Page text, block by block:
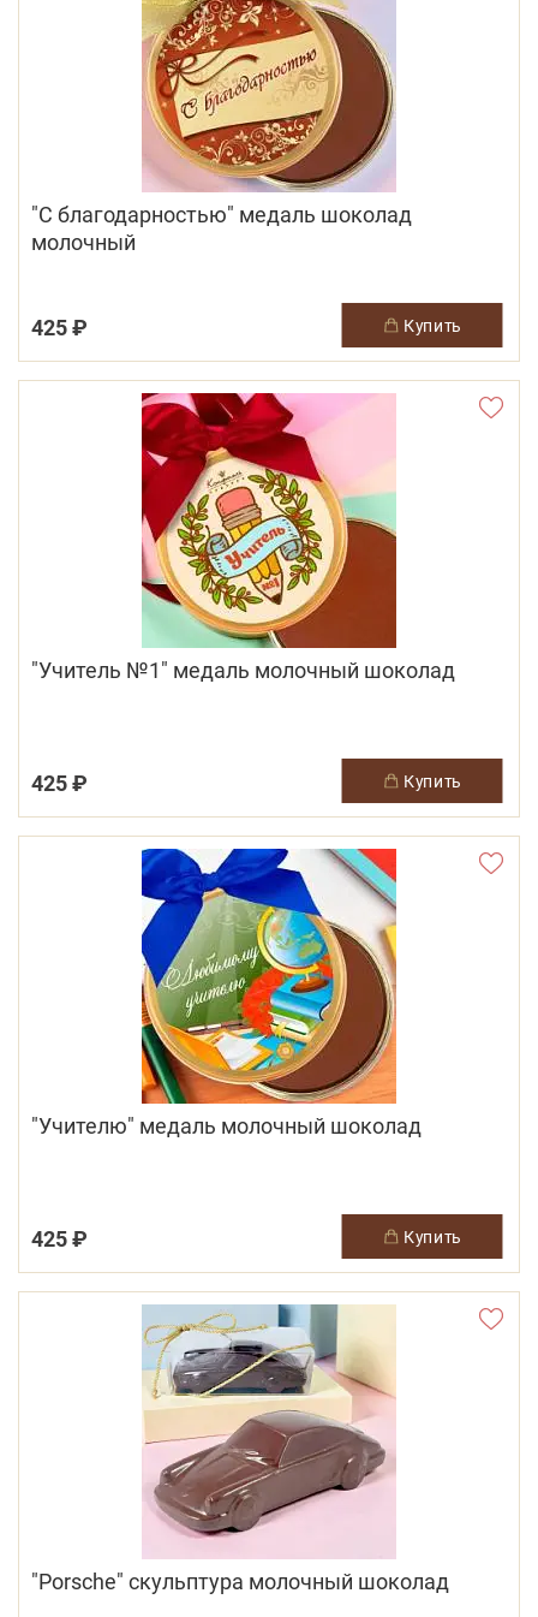
"C благодарностью" медаль шоколад
молочный
425 ₽ купить
"Учитель №1" медаль молочный шоколад
425 ₽ купить
"Учителю" медаль молочный шоколад
425 ₽ купить
"Porsche" скульптура молочный шоколад